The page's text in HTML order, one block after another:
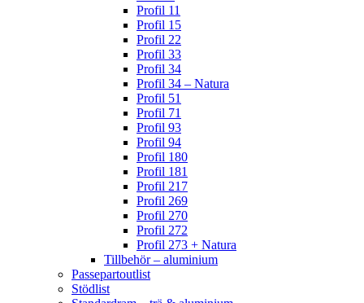
Profil 11
Profil 15
Profil 22
Profil 33
Profil 34
Profil 34 – Natura
Profil 51
Profil 71
Profil 93
Profil 94
Profil 180
Profil 181
Profil 217
Profil 269
Profil 270
Profil 272
Profil 273 + Natura
Tillbehör – aluminium
Passepartoutlist
Stödlist